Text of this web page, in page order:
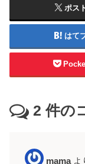
ポス
はて
2 件の
mama よ